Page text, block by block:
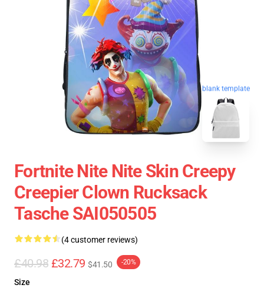
blank template
Fortnite Nite Nite Skin Creepy
Creepier Clown Rucksack
Tasche SAI050505
(4 customer reviews)
£40.98 £32.79 $41.50 -20%
Size